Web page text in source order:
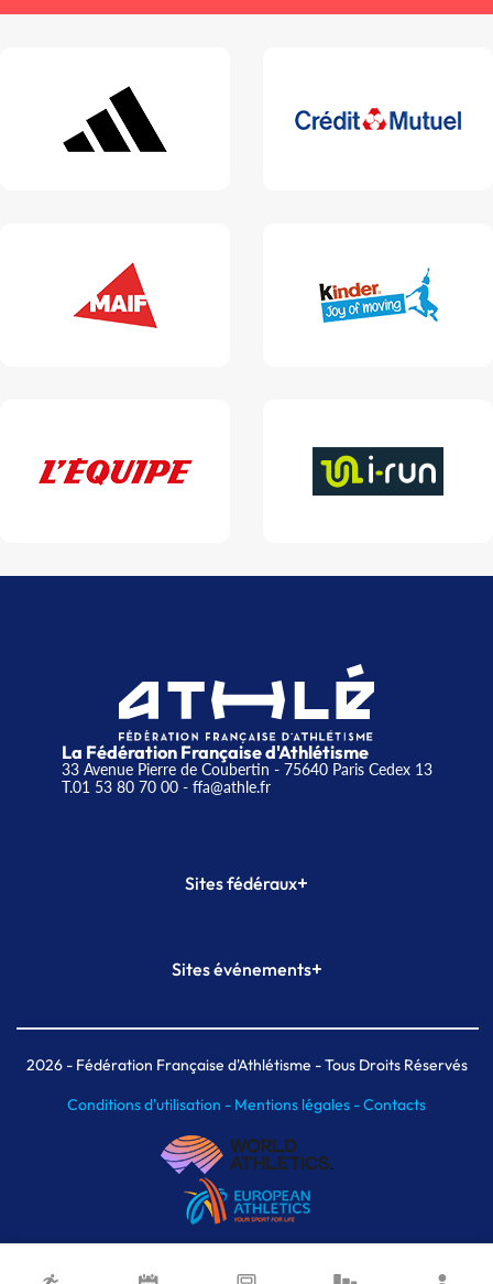
La Fédération Française d'Athlétisme
33 Avenue Pierre de Coubertin - 75640 Paris Cedex 13
T.01 53 80 70 00- ffa@athle.fr
Sites fédéraux+
Plateforme Formation
Sites événements+
Meeting de Paris indoor
MAIF Ekiden de Paris
2026- Fédération Française d'Athlétisme - Tous Droits Réservés
Conditions d'utilisation - Mentions légales -Contacts